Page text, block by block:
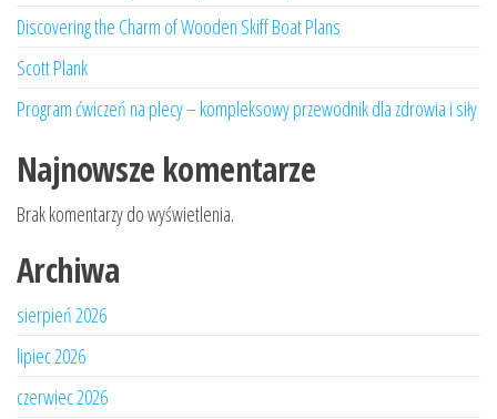
Discovering the Charm of Wooden Skiff Boat Plans
Scott Plank
Program ćwiczeń na plecy – kompleksowy przewodnik dla zdrowia i siły
Najnowsze komentarze
Brak komentarzy do wyświetlenia.
Archiwa
sierpień 2026
lipiec 2026
czerwiec 2026